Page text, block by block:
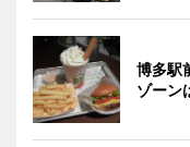
博多駅
ゾーン